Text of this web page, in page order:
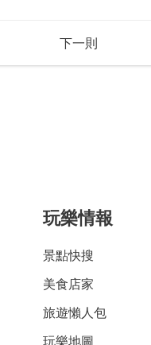
下一則
玩樂情報
景點快搜
美食店家
旅遊懶人包
玩樂地圖